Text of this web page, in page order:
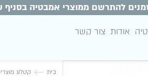
להתרשם ממוצרי אמבטיה בסניף שלנו:
אודות צור קשר
בית קטלוג